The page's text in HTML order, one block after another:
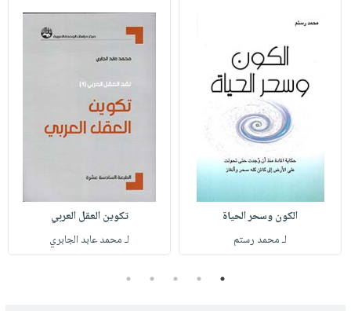
الكون وسحر الحياة
لـ محمد رستم
تكوين العقل العربي
لـ محمد عابد الجابري
1
2
3
4
5